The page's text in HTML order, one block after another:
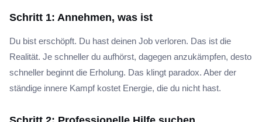
Schritt 1: Annehmen, was ist
Du bist erschöpft. Du hast deinen Job verloren. Das ist die
Realität. Je schneller du aufhörst, dagegen anzukämpfen, desto
schneller beginnt die Erholung. Das klingt paradox. Aber der
ständige innere Kampf kostet Energie, die du nicht hast.